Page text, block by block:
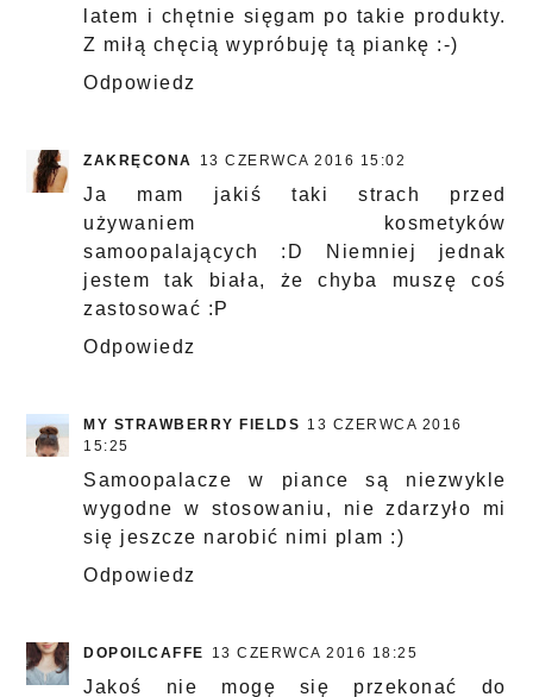
latem i chętnie sięgam po takie produkty.
Z miłą chęcią wypróbuję tą piankę :-)
Odpowiedz
ZAKRĘCONA 13 CZERWCA 2016 15:02
Ja mam jakiś taki strach przed
używaniem kosmetyków
samoopalających :D Niemniej jednak
jestem tak biała, że chyba muszę coś
zastosować :P
Odpowiedz
MY STRAWBERRY FIELDS 13 CZERWCA 2016
15:25
Samoopalacze w piance są niezwykle
wygodne w stosowaniu, nie zdarzyło mi
się jeszcze narobić nimi plam :)
Odpowiedz
DOPOILCAFFE 13 CZERWCA 2016 18:25
Jakoś nie mogę się przekonać do